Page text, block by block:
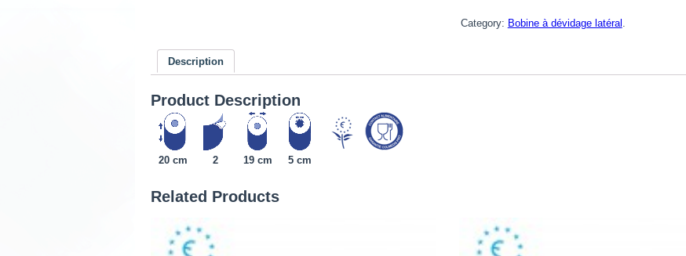
Category: Bobine à dévidage latéral .
Description
Product Description
20 cm 2 19 cm 5 cm
Related Products